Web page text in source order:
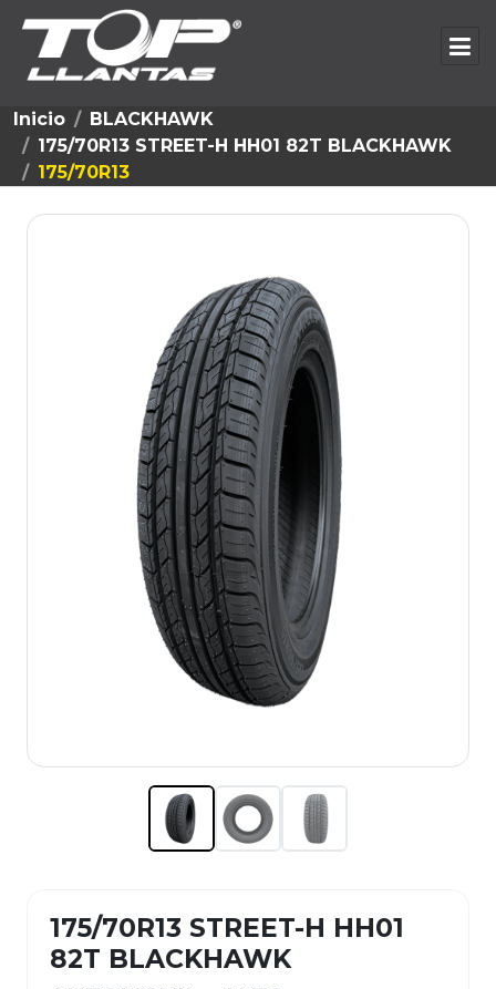
Inicio
BLACKHAWK
175/70R13 STREET-H HH01 82T BLACKHAWK
175/70R13
175/70R13 STREET-H HH01
82T BLACKHAWK